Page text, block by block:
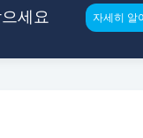
세요 자세히 알